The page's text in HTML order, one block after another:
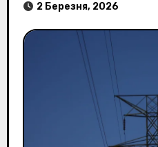
2 Березня, 2026